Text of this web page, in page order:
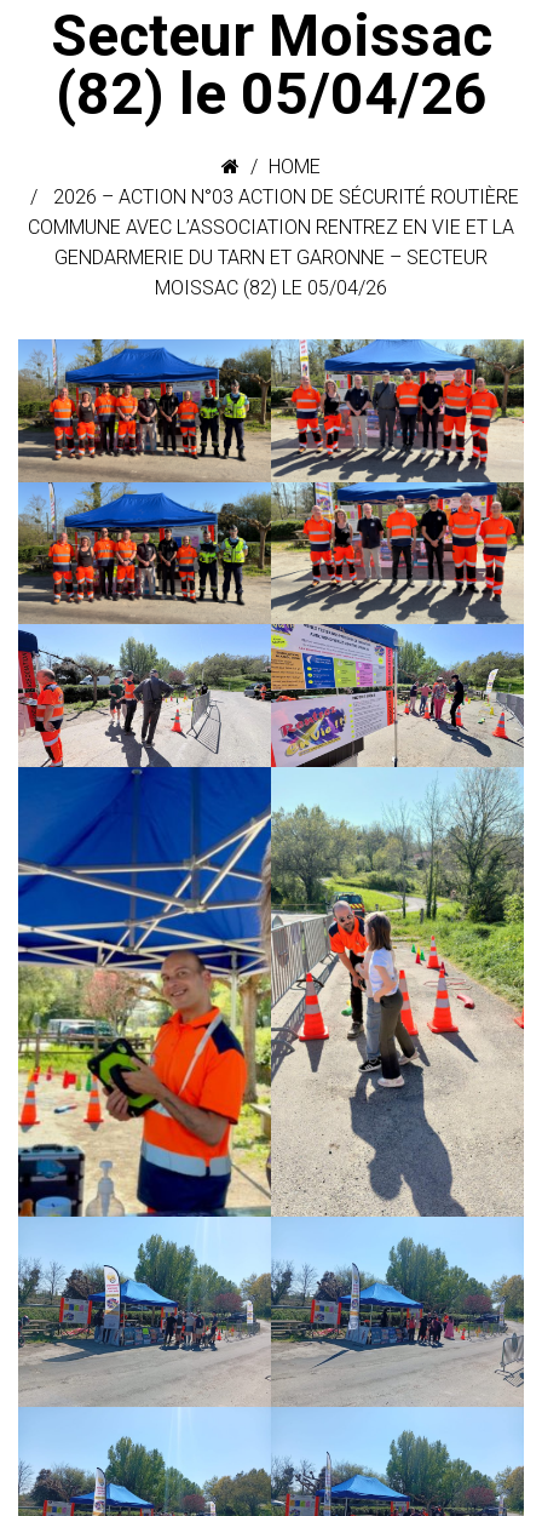
Secteur Moissac
(82) le 05/04/26
HOME
2026 – ACTION N°03 ACTION DE SÉCURITÉ ROUTIÈRE
COMMUNE AVEC L’ASSOCIATION RENTREZ EN VIE ET LA
GENDARMERIE DU TARN ET GARONNE – SECTEUR
MOISSAC (82) LE 05/04/26